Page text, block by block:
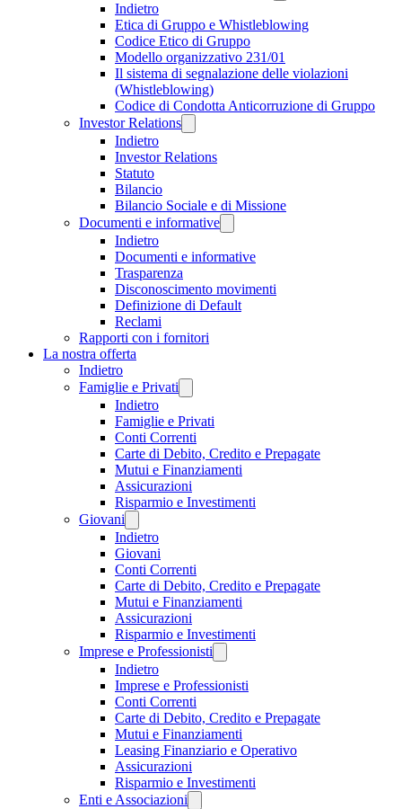
Indietro
Etica di Gruppo e Whistleblowing
Codice Etico di Gruppo
Modello organizzativo 231/01
Il sistema di segnalazione delle violazioni
(Whistleblowing)
Codice di Condotta Anticorruzione di Gruppo
Investor Relations
Indietro
Investor Relations
Statuto
Bilancio
Bilancio Sociale e di Missione
Documenti e informative
Indietro
Documenti e informative
Trasparenza
Disconoscimento movimenti
Definizione di Default
Reclami
Rapporti con i fornitori
La nostra offerta
Indietro
Famiglie e Privati
Indietro
Famiglie e Privati
Conti Correnti
Carte di Debito, Credito e Prepagate
Mutui e Finanziamenti
Assicurazioni
Risparmio e Investimenti
Giovani
Indietro
Giovani
Conti Correnti
Carte di Debito, Credito e Prepagate
Mutui e Finanziamenti
Assicurazioni
Risparmio e Investimenti
Imprese e Professionisti
Indietro
Imprese e Professionisti
Conti Correnti
Carte di Debito, Credito e Prepagate
Mutui e Finanziamenti
Leasing Finanziario e Operativo
Assicurazioni
Risparmio e Investimenti
Enti e Associazioni